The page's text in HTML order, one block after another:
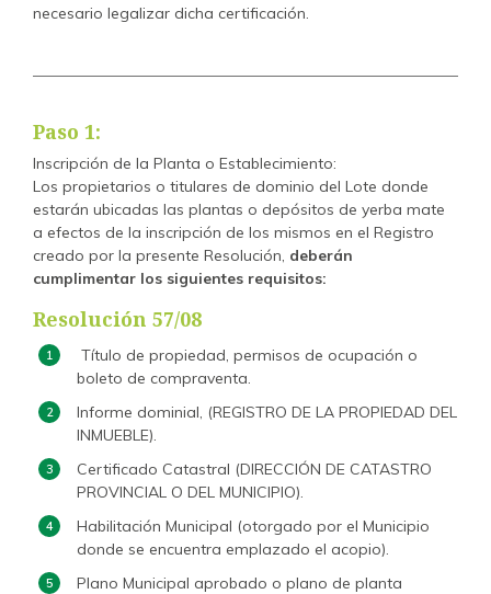
necesario legalizar dicha certificación.
Paso 1:
Inscripción de la Planta o Establecimiento:
Los propietarios o titulares de dominio del Lote donde
estarán ubicadas las plantas o depósitos de yerba mate
a efectos de la inscripción de los mismos en el Registro
creado por la presente Resolución, deberán
cumplimentar los siguientes requisitos:
Resolución 57/08
Título de propiedad, permisos de ocupación o
boleto de compraventa.
Informe dominial, (REGISTRO DE LA PROPIEDAD DEL
INMUEBLE).
Certificado Catastral (DIRECCIÓN DE CATASTRO
PROVINCIAL O DEL MUNICIPIO).
Habilitación Municipal (otorgado por el Municipio
donde se encuentra emplazado el acopio).
Plano Municipal aprobado o plano de planta